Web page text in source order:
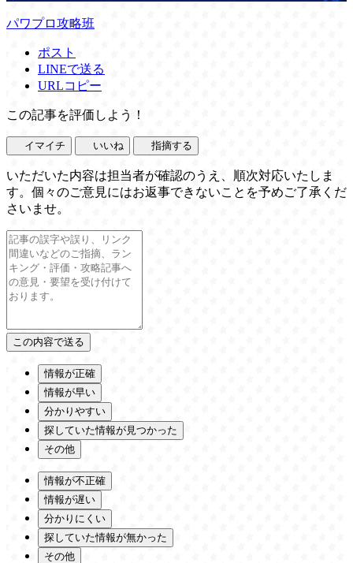
パワプロ攻略班
ポスト
LINEで送る
URLコピー
この記事を評価しよう！
イマイチ いいね 指摘する
いただいた内容は担当者が確認のうえ、順次対応いたしま
す。個々のご意見にはお返事できないことを予めご了承くだ
さいませ。
情報が正確
情報が早い
分かりやすい
探していた情報が見つかった
その他
情報が不正確
情報が遅い
分かりにくい
探していた情報が無かった
その他